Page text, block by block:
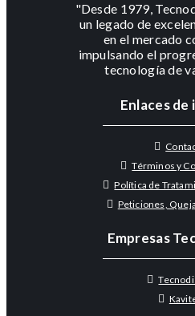
"Desde 1979,
un legado de
en el mercado
impulsando el
tecnología de
Enlaces
Términos y
Política de
Peticiones,
Empresas